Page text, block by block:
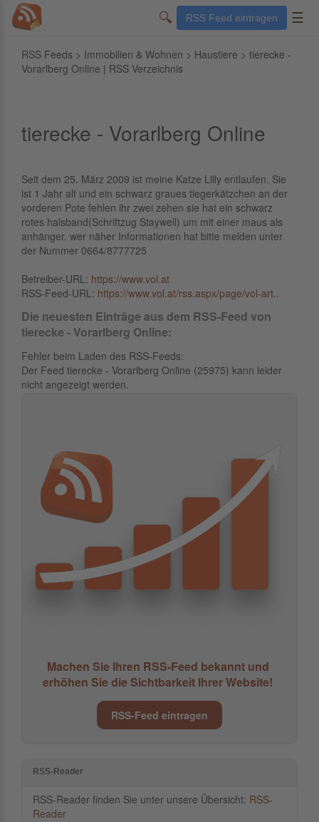
🔍 RSS Feed eintragen ☰
RSS Feeds > Immobilien & Wohnen > Haustiere > tierecke -
Vorarlberg Online | RSS Verzeichnis
tierecke - Vorarlberg Online
Seit dem 25. März 2009 ist meine Katze Lilly entlaufen. Sie
ist 1 Jahr alt und ein schwarz graues tiegerkätzchen an der
vorderen Pote fehlen ihr zwei zehen sie hat ein schwarz
rotes halsband(Schriftzug Staywell) um mit einer maus als
anhänger. wer näher Informationen hat bitte melden unter
der Nummer 0664/8777725
Betreiber-URL: https://www.vol.at
RSS-Feed-URL: https://www.vol.at/rss.aspx/page/vol-art..
Die neuesten Einträge aus dem RSS-Feed von
tierecke - Vorarlberg Online:
Fehler beim Laden des RSS-Feeds:
Der Feed tierecke - Vorarlberg Online (25975) kann leider
nicht angezeigt werden.
Machen Sie Ihren RSS-Feed bekannt und
erhöhen Sie die Sichtbarkeit Ihrer Website!
RSS-Feed eintragen
RSS-Reader
RSS-Reader finden Sie unter unsere Übersicht: RSS-
Reader